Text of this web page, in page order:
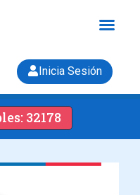
Inicia Sesión
32178